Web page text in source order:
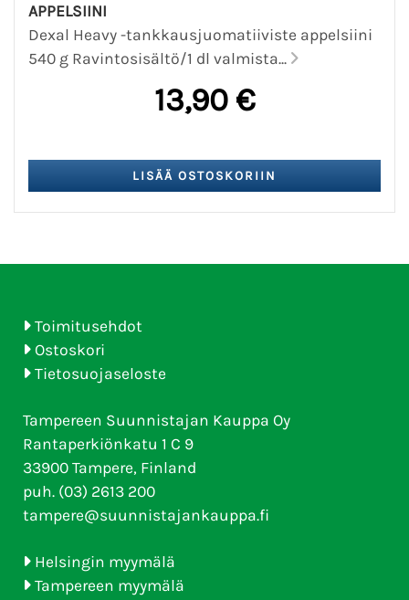
APPELSIINI
Dexal Heavy -tankkausjuomatiiviste appelsiini
540 g Ravintosisältö/1 dl valmista...
13,90 €
Toimitusehdot
Ostoskori
Tietosuojaseloste
Tampereen Suunnistajan Kauppa Oy
Rantaperkiönkatu 1 C 9
33900 Tampere, Finland
puh. (03) 2613 200
tampere@suunnistajankauppa.fi
Helsingin myymälä
Tampereen myymälä